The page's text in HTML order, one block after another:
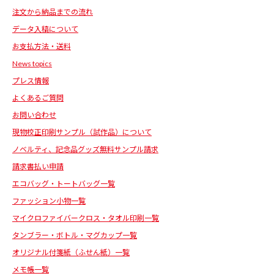
注文から納品までの流れ
データ入稿について
お支払方法・送料
News topics
プレス情報
よくあるご質問
お問い合わせ
現物校正印刷サンプル（試作品）について
ノベルティ、記念品グッズ無料サンプル請求
請求書払い申請
エコバッグ・トートバッグ一覧
ファッション小物一覧
マイクロファイバークロス・タオル印刷一覧
タンブラー・ボトル・マグカップ一覧
オリジナル付箋紙（ふせん紙）一覧
メモ帳一覧